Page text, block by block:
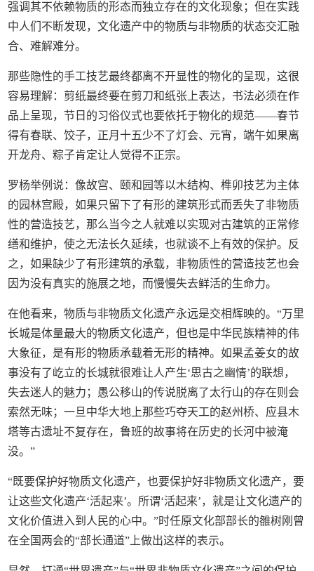
强调其不依赖物质的形态而独立存在的文化现象；但在实践
中人们不断发现，文化遗产中的物质与非物质的状态交汇融
合、难解难分。
那些隐性的手工技艺最终都离不开显性的物化的呈现，这很
容易理解：剪纸最终要在剪刀和纸张上表达，书法必须在作
品上呈现，节日的习俗仪式也要依托于物化的规范——春节
得有春联、饺子，正月十五少不了灯会、元宵，端午如果离
开龙舟、粽子肯定让人觉得不正宗。
罗杨举例说：像故宫、颐和园等以木结构、榫卯技艺为主体
的园林宫殿，如果只留下了有形的建筑形式而丢失了非物质
性的营造技艺，那么当今之人就难以实现对古建筑的正常修
缮和维护，使之无法长久延续，也就谈不上有效的保护。反
之，如果缺少了有形建筑的承载，非物质性的营造技艺也会
因为没有真实的施展之地，而慢慢失去鲜活的生命力。
在他看来，物质与非物质文化遗产永远是交相辉映的。“万里
长城是体量最大的物质文化遗产，但也是中华民族精神的伟
大象征，是有形的物质承载着无形的精神。如果孟姜女的故
事没有了屹立的长城就很难让人产生‘思古之幽情’的联想，
失去迷人的魅力；愚公移山的传说脱离了太行山的存在则会
索然无味；一旦中华大地上那些巧夺天工的赵州桥、应县木
塔等古遗址不复存在，鲁班的故事将在历史的长河中被淹
没。”
“既要保护好物质文化遗产，也要保护好非物质文化遗产，要
让这些文化遗产‘活起来’。所谓‘活起来’，就是让文化遗产的
文化价值进入到人民的心中。”时任原文化部部长的雒树刚曾
在全国两会的“部长通道”上做出这样的表示。